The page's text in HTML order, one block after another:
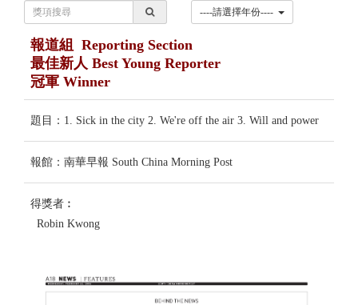
報道組 Reporting Section
最佳新人 Best Young Reporter
冠軍 Winner
題目：1. Sick in the city 2. We're off the air 3. Will and power
報館：南華早報 South China Morning Post
得獎者︰
Robin Kwong